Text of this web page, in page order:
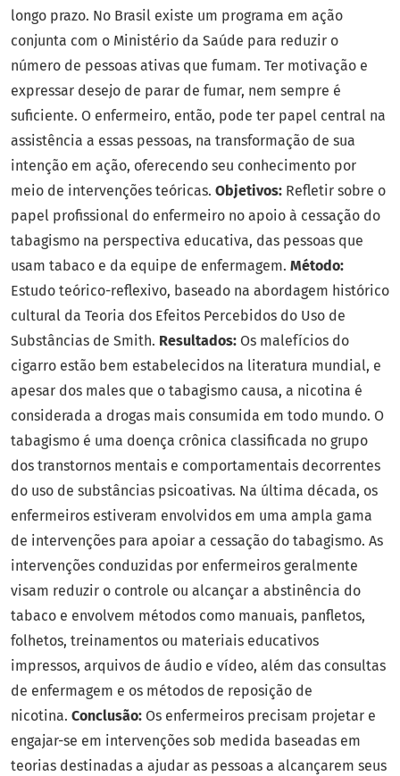
longo prazo. No Brasil existe um programa em ação
conjunta com o Ministério da Saúde para reduzir o
número de pessoas ativas que fumam. Ter motivação e
expressar desejo de parar de fumar, nem sempre é
suficiente. O enfermeiro, então, pode ter papel central na
assistência a essas pessoas, na transformação de sua
intenção em ação, oferecendo seu conhecimento por
meio de intervenções teóricas. Objetivos: Refletir sobre o
papel profissional do enfermeiro no apoio à cessação do
tabagismo na perspectiva educativa, das pessoas que
usam tabaco e da equipe de enfermagem. Método:
Estudo teórico-reflexivo, baseado na abordagem histórico
cultural da Teoria dos Efeitos Percebidos do Uso de
Substâncias de Smith. Resultados: Os malefícios do
cigarro estão bem estabelecidos na literatura mundial, e
apesar dos males que o tabagismo causa, a nicotina é
considerada a drogas mais consumida em todo mundo. O
tabagismo é uma doença crônica classificada no grupo
dos transtornos mentais e comportamentais decorrentes
do uso de substâncias psicoativas. Na última década, os
enfermeiros estiveram envolvidos em uma ampla gama
de intervenções para apoiar a cessação do tabagismo. As
intervenções conduzidas por enfermeiros geralmente
visam reduzir o controle ou alcançar a abstinência do
tabaco e envolvem métodos como manuais, panfletos,
folhetos, treinamentos ou materiais educativos
impressos, arquivos de áudio e vídeo, além das consultas
de enfermagem e os métodos de reposição de
nicotina. Conclusão: Os enfermeiros precisam projetar e
engajar-se em intervenções sob medida baseadas em
teorias destinadas a ajudar as pessoas a alcançarem seus